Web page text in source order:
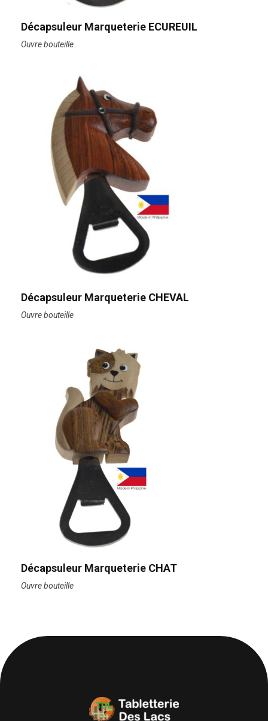
Décapsuleur Marqueterie ECUREUIL
Ouvre bouteille
Décapsuleur Marqueterie CHEVAL
Ouvre bouteille
Décapsuleur Marqueterie CHAT
Ouvre bouteille